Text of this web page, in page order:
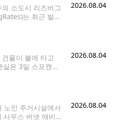
소도시 리즈버그
는 최근 발표
2026.08.04
물이 불에 타고
은 3일 스포캔에
2026.08.04
인 주거시설에서
우스 버넷 애비뉴
2026.08.04